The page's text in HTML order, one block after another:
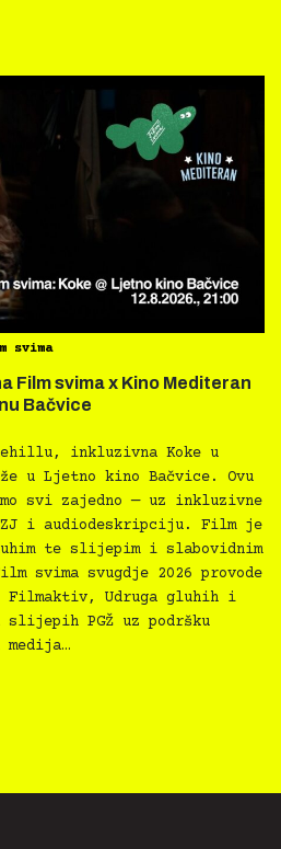
svima
Film svima x Kino Mediteran
Bačvice
inkluzivna Koke u
u Ljetno kino Bačvice. Ovu
svi zajedno — uz inkluzivne
i audiodeskripciju. Film je
te slijepim i slabovidnim
svima svugdje 2026 provode
Filmaktiv, Udruga gluhih i
slijepih PGŽ uz podršku